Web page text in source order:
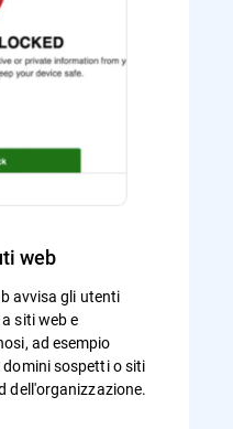
web
avvisa gli utenti
siti web e
ad esempio
sospetti o siti
dell'organizzazione.